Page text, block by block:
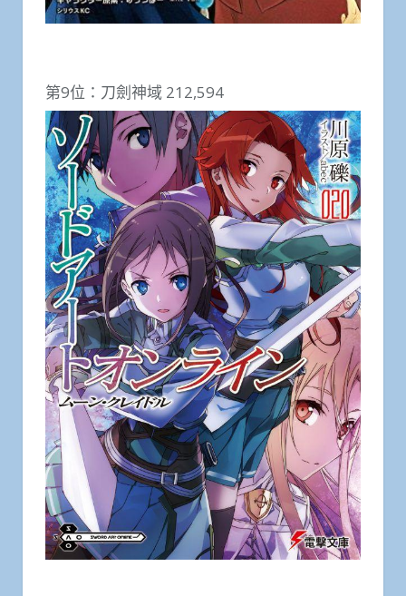
第9位：刀劍神域 212,594